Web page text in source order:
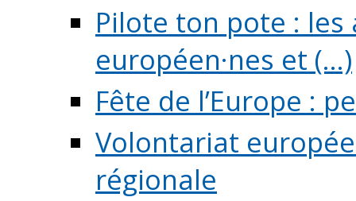
Pilote ton pote :
européen·nes et (...)
Fête de l’Europe :
Volontariat
régionale